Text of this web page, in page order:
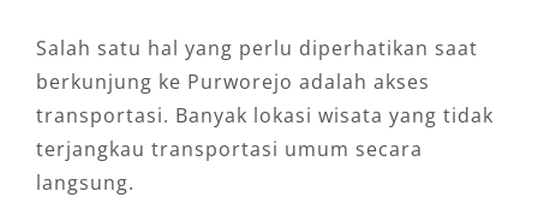
Salah satu hal yang perlu diperhatikan saat
berkunjung ke Purworejo adalah akses
transportasi. Banyak lokasi wisata yang tidak
terjangkau transportasi umum secara
langsung.